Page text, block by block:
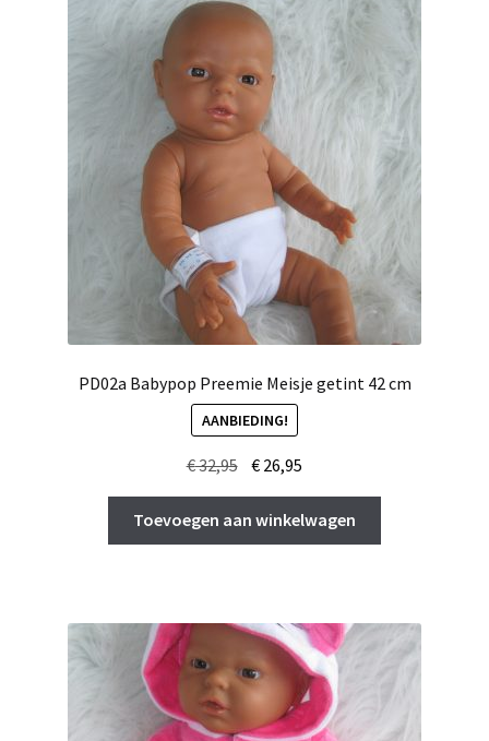
PD02a Babypop Preemie Meisje getint 42 cm
AANBIEDING!
€32,95 Oorspronkelijke
was:
€ 32,95.
€ 26,95
is:
€ 26,95.
Toevoegen aan winkelwagen